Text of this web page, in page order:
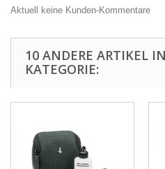
Aktuell keine Kunden-Kommentare
10 ANDERE ARTIKEL
KATEGORIE: